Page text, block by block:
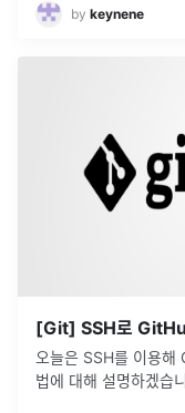
by keynene
[Git] SSH로
오늘은 SSH를 이용
법에 대해 설명하겠습